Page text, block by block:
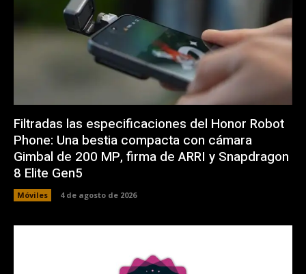
Filtradas las especificaciones del Honor Robot
Phone: Una bestia compacta con cámara
Gimbal de 200 MP, firma de ARRI y Snapdragon
8 Elite Gen5
Móviles 4 de agosto de 2026